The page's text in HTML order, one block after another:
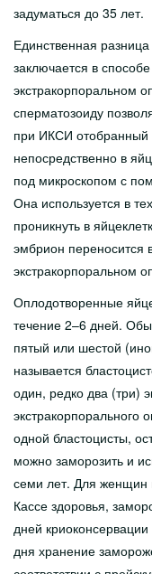
задуматься до 35 лет.
Единственная
заключается в
экстракорпоральном
сперматозоиду
при ИКСИ отобранный
непосредственно в
под микроскопом с
Она используется в
проникнуть в
эмбрион переносится
экстракорпоральном
Оплодотворенные
течение 2–6 дней.
пятый или шестой
называется
один, редко два (три)
экстракорпорального
одной бластоцисты,
можно заморозить и
семи лет. Для женщин
Кассе здоровья,
дней
дня хранение